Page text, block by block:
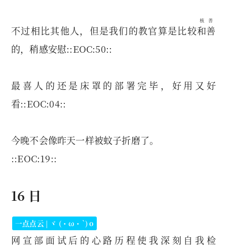
不过相比其他人，但是我们的教官算是比较和善
核善
的，稍感安慰::EOC:50::
最喜人的还是床罩的部署完毕，好用又好
看::EOC:04::
今晚不会像昨天一样被蚊子折磨了。
::EOC:19::
16 日
一点点云 | ヾ (・ω・`) o
网宣部面试后的心路历程使我深刻自我检